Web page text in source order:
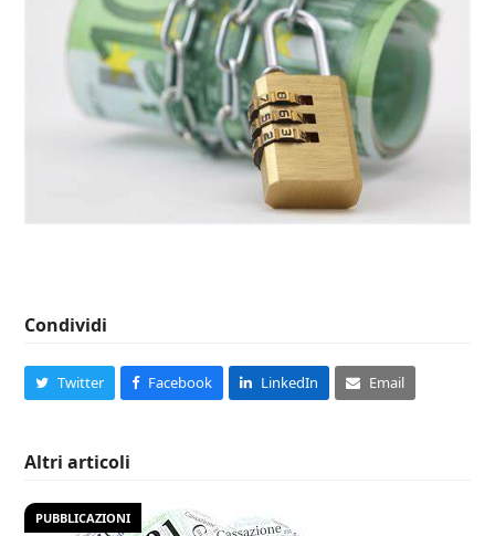
Condividi
Twitter Facebook LinkedIn Email
Altri articoli
PUBBLICAZIONI